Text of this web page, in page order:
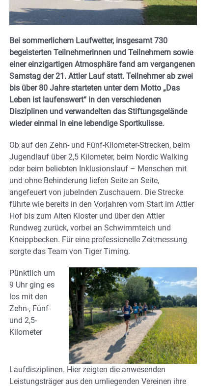
Bei sommerlichem Laufwetter, insgesamt 730
begeisterten Teilnehmerinnen und Teilnehmern sowie
einer einzigartigen Atmosphäre fand am vergangenen
Samstag der 21. Attler Lauf statt. Teilnehmer ab zwei
bis über 80 Jahre starteten unter dem Motto „Das
Leben ist laufenswert“ in den verschiedenen
Disziplinen und verwandelten das Stiftungsgelände
wieder einmal in eine lebendige Sportkulisse.
Ob auf den Zehn- und Fünf-Kilometer-Strecken, beim
Jugendlauf über 2,5 Kilometer, beim Nordic Walking
oder beim beliebten Inklusionslauf – Menschen mit
und ohne Behinderung liefen Seite an Seite,
angefeuert von jubelnden Zuschauern. Die Strecke
führte wie bereits in den Vorjahren vom Start im Attler
Hof bis zum Alten Kloster und über den Attler
Rundweg zurück, vorbei an Schwimmteich und
Kneippbecken. Für eine professionelle Zeitmessung
sorgte das Team von Tiger Timing.
Pünktlich um
9 Uhr ging es
los mit den
Zehn-, Fünf-
und 2,5-
Kilometer
Laufdisziplinen. Hier zeigten die anwesenden
Leistungsträger aus den umliegenden Vereinen ihre